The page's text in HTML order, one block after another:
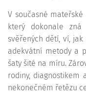
V současné
který dokonale
svěřených dětí, ví,
adekvátní metody a
šaty šité na míru.
rodiny, diagnostikem
nekonečném řetězu